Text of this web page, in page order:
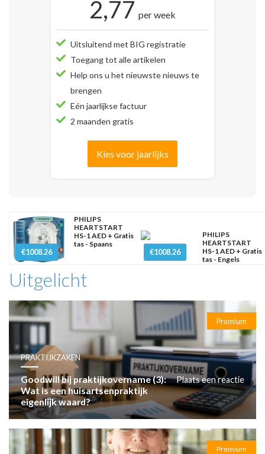
2,77 per week
Uitsluitend met BIG registratie
Toegang tot alle artikelen
Help ons u het nieuwste nieuws te
brengen
Eén jaarlijkse factuur
2 maanden gratis
Kies voor jaarlijks
€1008.26
PHILIPS
HEARTSTART
HS-1 AED + Gratis
tas - Spaans
€1008.26
PHILIPS
HEARTSTART
HS-1 AED + Gratis
tas - Engels
Uitgelicht
Premium
PRAKTIJKZAKEN
Goodwill bij praktijkovername (3):
Wat is een huisartsenpraktijk
eigenlijk waard?
Plaats een reactie
Premium